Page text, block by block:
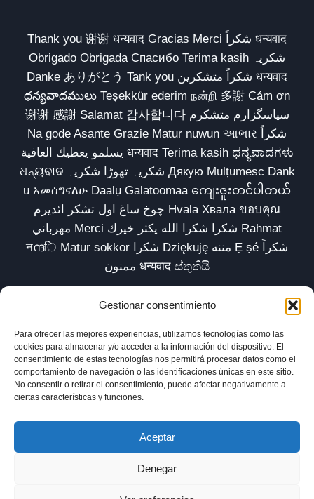
Gestionar consentimiento
Para ofrecer las mejores experiencias, utilizamos tecnologías como las
cookies para almacenar y/o acceder a la información del dispositivo. El
consentimiento de estas tecnologías nos permitirá procesar datos como el
comportamiento de navegación o las identificaciones únicas en este sitio.
No consentir o retirar el consentimiento, puede afectar negativamente a
ciertas características y funciones.
Aceptar
Denegar
Thank you 谢谢 धन्यवाद Gracias Merci شكراً धन्यवाद
Obrigado Obrigada Спасибо Terima kasih شکریہ
Danke ありがとう Tank you شكراً متشكرين धन्यवाद
ధన్యవాదములు Teşekkür ederim நன்றி 多謝 Cảm ơn
谢谢 感謝 Salamat 감사합니다 سپاسگزارم متشکرم
Na gode Asante Grazie Matur nuwun આભાર شكراً
يسلمو يعطيك العافية धन्यवाद Terima kasih ಧನ್ಯವಾದಗಳು
ଧନ୍ୟବାଦ شکریہ تھوڑا شکریہ Дякую Mulțumesc Dank
u አመሰግናለሁ Daalụ Galatoomaa ကျေးဇူးတင်ပါတယ်
چوخ ساغ اول تشکر ائدیرم Hvala Хвала ขอบคุณ
مهرباني Merci شكرا شكرا الله يكثر خيرك Rahmat
नന്ദि Matur sokkor شكرا Dziękuję مننه Ẹ ṣé شكراً
ممنون धन्यवाद ස්තුතියි
Inicio Biblioteca Parábolas TV
Comunidad
Esencia
Blog
Política de privacidad
Aviso legal
Política de cookies (UE)